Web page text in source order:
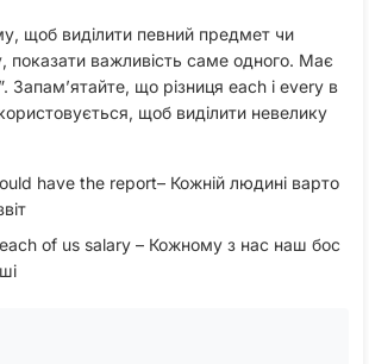
щоб виділити певний предмет чи
показати важливість саме одного. Має
Запам’ятайте, що різниця each і every в
щоб виділити невелику
have the report– Кожній людині варто
of us salary – Кожному з нас наш бос